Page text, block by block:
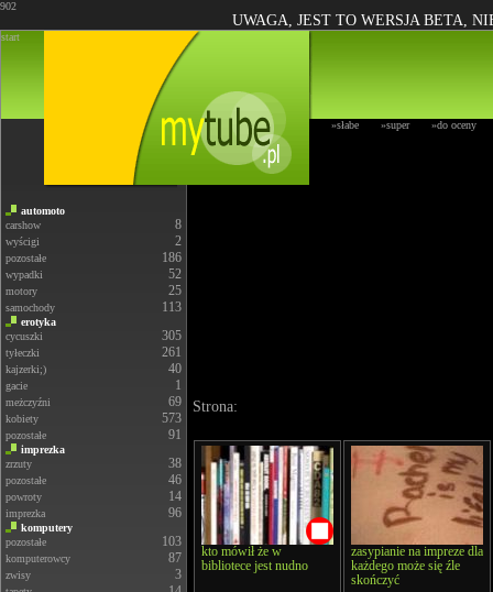
902
UWAGA, JEST TO WERSJA BETA,
start
»słabe »super »do oceny
automoto
carshow
8
wyścigi 2
pozostałe 186
wypadki 52
motory 25
samochody 113
erotyka
cycuszki
305
tyłeczki 261
kajzerki;) 40
gacie 1
meżczyźni 69
kobiety 573
pozostałe 91
imprezka
zrzuty
38
pozostałe 46
powroty 14
imprezka 96
komputery
pozostałe
103
komputerowcy 87
zwisy 3
Strona:
kto mówił że w
bibliotece jest nudno
zasypianie na impreze dla
każdego może się źle
skończyć